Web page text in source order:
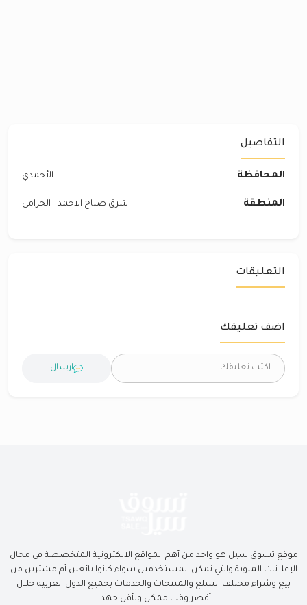
التفاصيل
المحافظة الأحمدي
المنطقة شرق صباح الاحمد - الخزامى
التعليقات
اضف تعليقك
ارسال
موقع تسوق سيل هو واحد من أهم المواقع الالكترونية المتخصصة في مجال
الإعلانات المبوبة والتي تمكن المستخدمين سواء كانوا بائعين أم مشترين من
بيع وشراء مختلف السلع والمنتجات والخدمات بجميع الدول العربية خلال
أقصر وقت ممكن وبأقل جهد .